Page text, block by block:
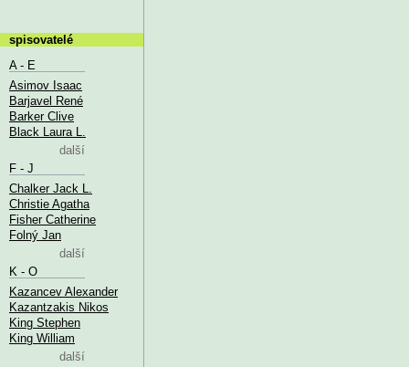
spisovatelé
A - E
Asimov Isaac
Barjavel René
Barker Clive
Black Laura L.
další
F - J
Chalker Jack L.
Christie Agatha
Fisher Catherine
Folný Jan
další
K - O
Kazancev Alexander
Kazantzakis Nikos
King Stephen
King William
další